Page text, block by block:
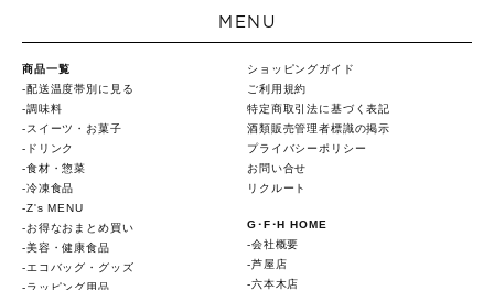
MENU
商品一覧
配送温度帯別に見る
調味料
スイーツ・お菓子
ドリンク
食材・惣菜
冷凍食品
Z's MENU
お得なおまとめ買い
美容・健康食品
エコバッグ・グッズ
ラッピング用品
ショッピングガイド
ご利用規約
特定商取引法に基づく表記
酒類販売管理者標識の掲示
プライバシーポリシー
お問い合せ
リクルート
G･F･H HOME
会社概要
芦屋店
六本木店